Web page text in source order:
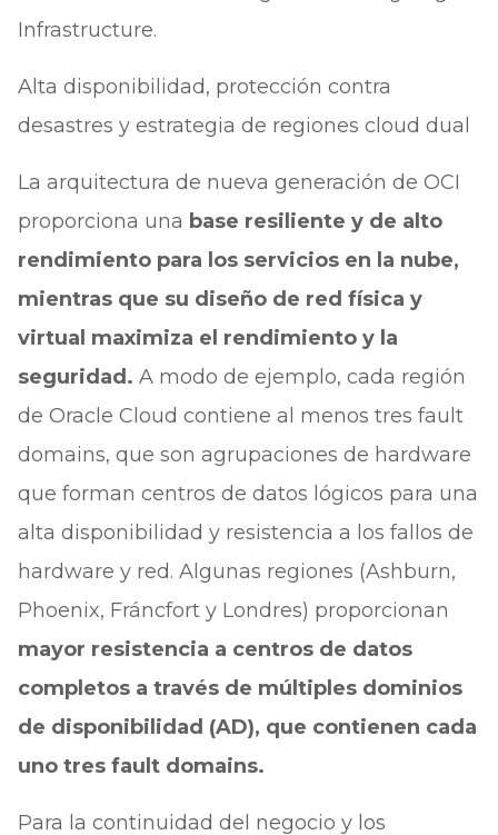
Infrastructure.
Alta disponibilidad, protección contra
desastres y estrategia de regiones cloud dual
La arquitectura de nueva generación de OCI
proporciona una base resiliente y de alto
rendimiento para los servicios en la nube,
mientras que su diseño de red física y
virtual maximiza el rendimiento y la
seguridad. A modo de ejemplo, cada región
de Oracle Cloud contiene al menos tres fault
domains, que son agrupaciones de hardware
que forman centros de datos lógicos para una
alta disponibilidad y resistencia a los fallos de
hardware y red. Algunas regiones (Ashburn,
Phoenix, Fráncfort y Londres) proporcionan
mayor resistencia a centros de datos
completos a través de múltiples dominios
de disponibilidad (AD), que contienen cada
uno tres fault domains.
Para la continuidad del negocio y los